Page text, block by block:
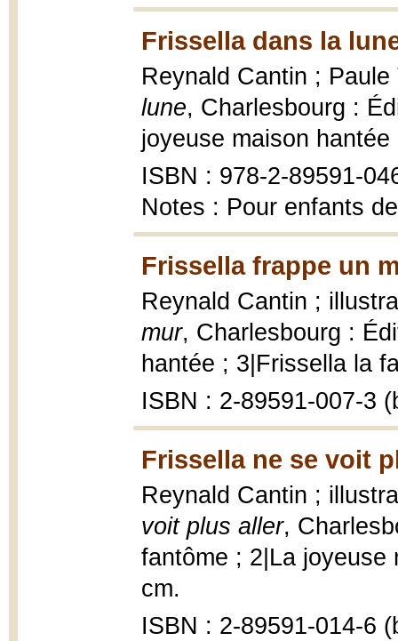
Frissella dans la
Reynald Cantin ;
lune, Charlesbourg :
joyeuse maison
ISBN : 978-2-89591-
Notes : Pour enfants
Frissella frappe un
Reynald Cantin ;
mur, Charlesbourg :
hantée ; 3|Frissella la
ISBN : 2-89591-007-3
Frissella ne se voit
Reynald Cantin ;
voit plus aller,
fantôme ; 2|La
cm.
ISBN : 2-89591-014-6